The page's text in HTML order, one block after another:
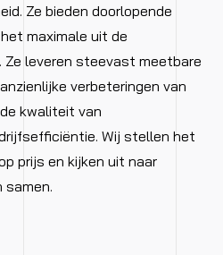
Ze bieden doorlopende
maximale uit de
Ze leveren steevast meetbare
verbeteringen van
kwaliteit van
Wij stellen het
prijs en kijken uit naar